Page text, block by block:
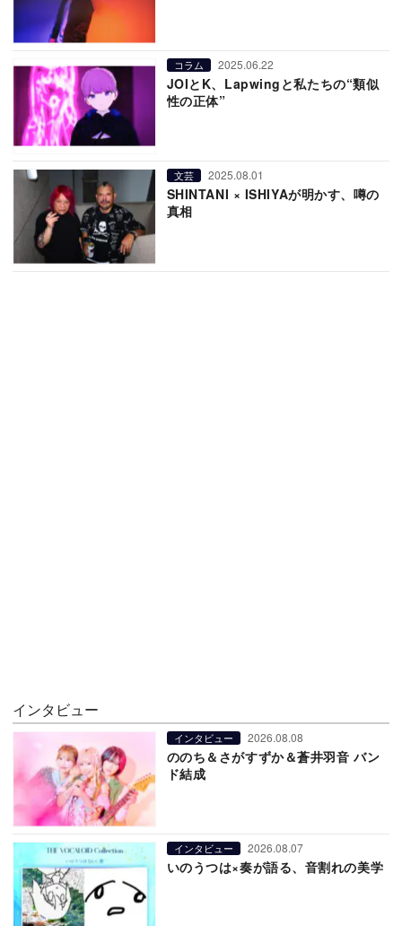
コラム 2025.06.22
JOIとK、Lapwingと私たちの“類似
性の正体”
文芸 2025.08.01
SHINTANI × ISHIYAが明かす、噂の
真相
インタビュー
インタビュー 2026.08.08
ののち＆さがすずか＆蒼井羽音 バン
ド結成
インタビュー 2026.08.07
いのうつは×奏が語る、音割れの美学